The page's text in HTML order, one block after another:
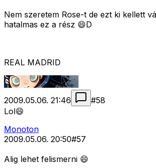
Nem szeretem Rose-t de ezt ki kellett
hatalmas ez a rész 😄D
REAL MADRID
2009.05.06. 21:46 #58
Lol😄
Monoton
2009.05.06. 20:50#57
Alig lehet felismerni 😄